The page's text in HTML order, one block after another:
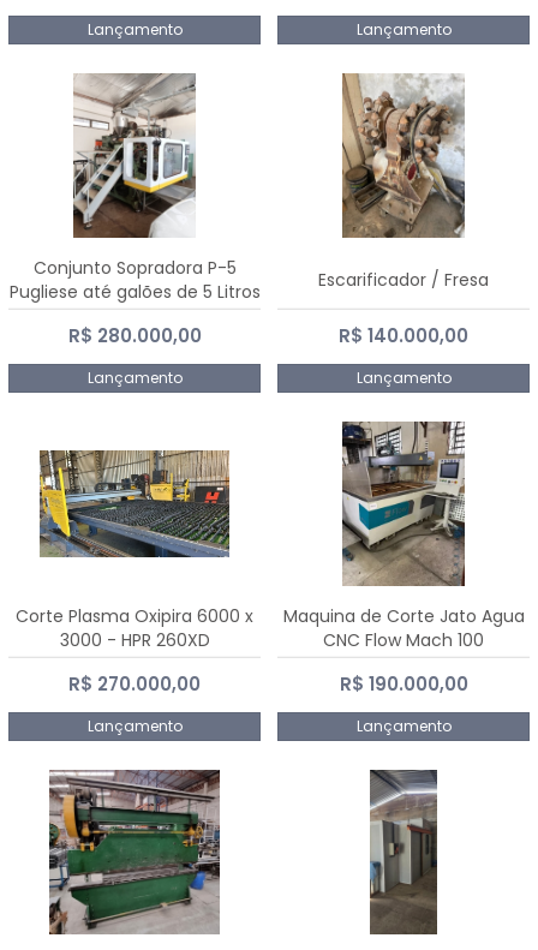
Lançamento Lançamento
Conjunto Sopradora P-5
Pugliese até galões de 5 Litros
R$ 280.000,00
Lançamento
Escarificador / Fresa
R$ 140.000,00
Lançamento
Corte Plasma Oxipira 6000 x
3000 - HPR 260XD
R$ 270.000,00
Lançamento
Maquina de Corte Jato Agua
CNC Flow Mach 100
R$ 190.000,00
Lançamento